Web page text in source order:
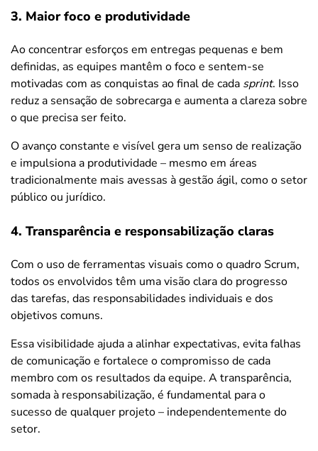
3. Maior foco e produtividade
Ao concentrar esforços em entregas pequenas e bem
definidas, as equipes mantêm o foco e sentem-se
motivadas com as conquistas ao final de cada sprint. Isso
reduz a sensação de sobrecarga e aumenta a clareza sobre
o que precisa ser feito.
O avanço constante e visível gera um senso de realização
e impulsiona a produtividade – mesmo em áreas
tradicionalmente mais avessas à gestão ágil, como o setor
público ou jurídico.
4. Transparência e responsabilização claras
Com o uso de ferramentas visuais como o quadro Scrum,
todos os envolvidos têm uma visão clara do progresso
das tarefas, das responsabilidades individuais e dos
objetivos comuns.
Essa visibilidade ajuda a alinhar expectativas, evita falhas
de comunicação e fortalece o compromisso de cada
membro com os resultados da equipe. A transparência,
somada à responsabilização, é fundamental para o
sucesso de qualquer projeto – independentemente do
setor.